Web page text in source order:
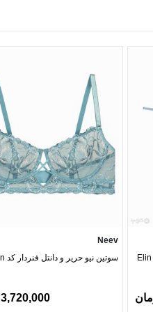
Neev
سوتین نیو حریر و دانتل فنردار کد Elin
3,720,000 تومان